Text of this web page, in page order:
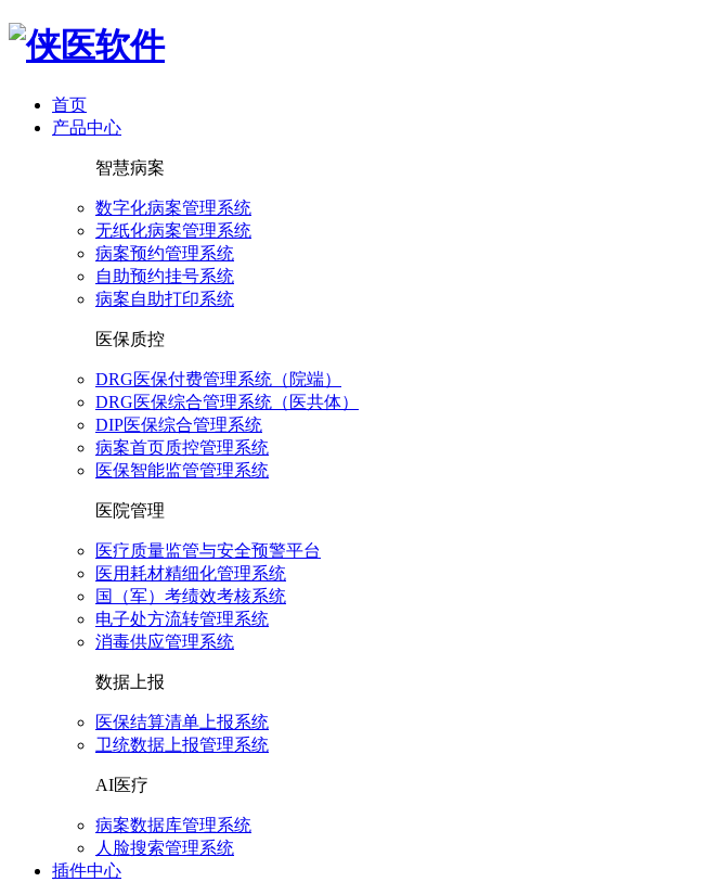
首页
产品中心
智慧病案
数字化病案管理系统
无纸化病案管理系统
病案预约管理系统
自助预约挂号系统
病案自助打印系统
医保质控
DRG医保付费管理系统（院端）
DRG医保综合管理系统（医共体）
DIP医保综合管理系统
病案首页质控管理系统
医保智能监管管理系统
医院管理
医疗质量监管与安全预警平台
医用耗材精细化管理系统
国（军）考绩效考核系统
电子处方流转管理系统
消毒供应管理系统
数据上报
医保结算清单上报系统
卫统数据上报管理系统
AI医疗
病案数据库管理系统
人脸搜索管理系统
插件中心